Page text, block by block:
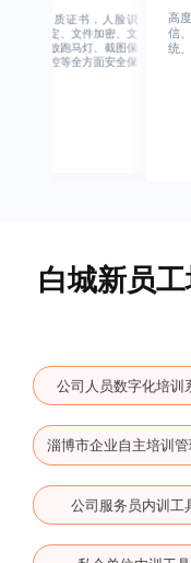
业权威资质证书，人脸识
、设备绑定、文件加密、文
水印、播放跑马灯、截图保
、权限管控等全方面安全保
高
信
统
白城新员
公司人员数字化培训
公司服务员内训工